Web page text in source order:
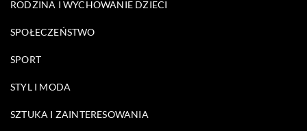
RODZINA I WYCHOWANIE DZIECI
SPOŁECZEŃSTWO
SPORT
STYL I MODA
SZTUKA I ZAINTERESOWANIA